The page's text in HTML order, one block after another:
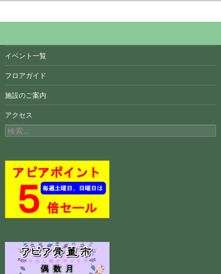
イベント一覧
フロアガイド
施設のご案内
アクセス
検
索: